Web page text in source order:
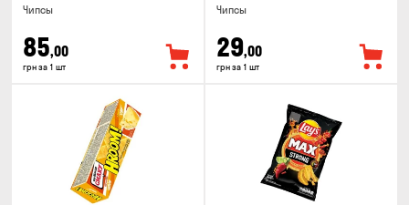
Чипсы
85,00
грн за 1 шт
Чипсы
29,00
грн за 1 шт